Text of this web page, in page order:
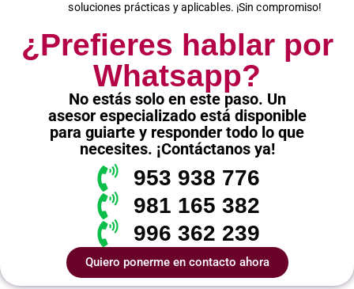
soluciones prácticas y aplicables. ¡Sin compromiso!
¿Prefieres hablar por
Whatsapp?
No estás solo en este paso. Un
asesor especializado está disponible
para guiarte y responder todo lo que
necesites. ¡Contáctanos ya!
953 938 776
981 165 382
996 362 239
Quiero ponerme en contacto ahora